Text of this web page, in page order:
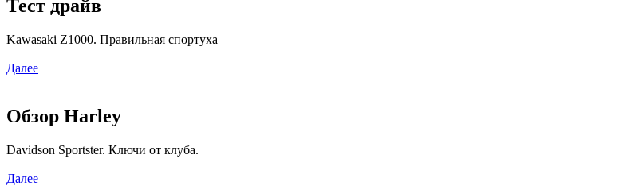
Тест драйв
Kawasaki Z1000. Правильная спортуха
Далее
Обзор Harley
Davidson Sportster. Ключи от клуба.
Далее